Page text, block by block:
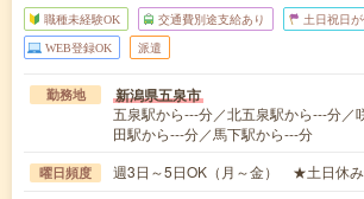
職種未経験OK 交通費別途支給あり 土日祝日が
WEB登録OK 派遣
勤務地 新潟県五泉市
五泉駅から---分／北五泉駅から---分／
田駅から---分／馬下駅から---分
曜日頻度 週3日～5日OK（月～金） ★土日休